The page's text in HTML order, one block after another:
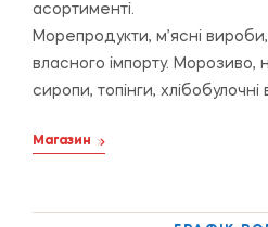
асортименті.
Морепродукти, м’ясні
власного імпорту. Морозиво,
сиропи, топінги, хлібобулочні
Магазин